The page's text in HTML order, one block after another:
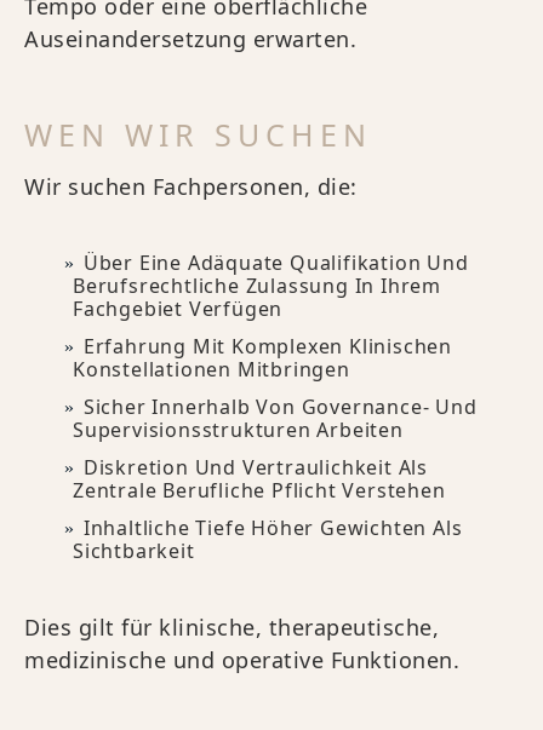
Tempo oder eine oberflächliche
Auseinandersetzung erwarten.
WEN WIR SUCHEN
Wir suchen Fachpersonen, die:
Über Eine Adäquate Qualifikation Und
Berufsrechtliche Zulassung In Ihrem
Fachgebiet Verfügen
Erfahrung Mit Komplexen Klinischen
Konstellationen Mitbringen
Sicher Innerhalb Von Governance- Und
Supervisionsstrukturen Arbeiten
Diskretion Und Vertraulichkeit Als
Zentrale Berufliche Pflicht Verstehen
Inhaltliche Tiefe Höher Gewichten Als
Sichtbarkeit
Dies gilt für klinische, therapeutische,
medizinische und operative Funktionen.